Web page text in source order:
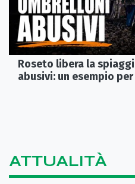
Roseto libera la
abusivi: un esempio
ATTUALITÀ